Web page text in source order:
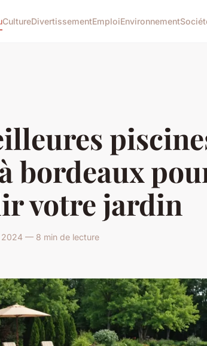
CultureDivertissementEmploiEnvironnement
bordeaux
votre jardin
2024 — 8 min de lecture